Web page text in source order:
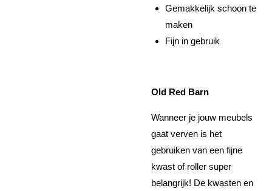
Gemakkelijk schoon te
maken
Fijn in gebruik
Old Red Barn
Wanneer je jouw meubels
gaat verven is het
gebruiken van een fijne
kwast of roller super
belangrijk! De kwasten en